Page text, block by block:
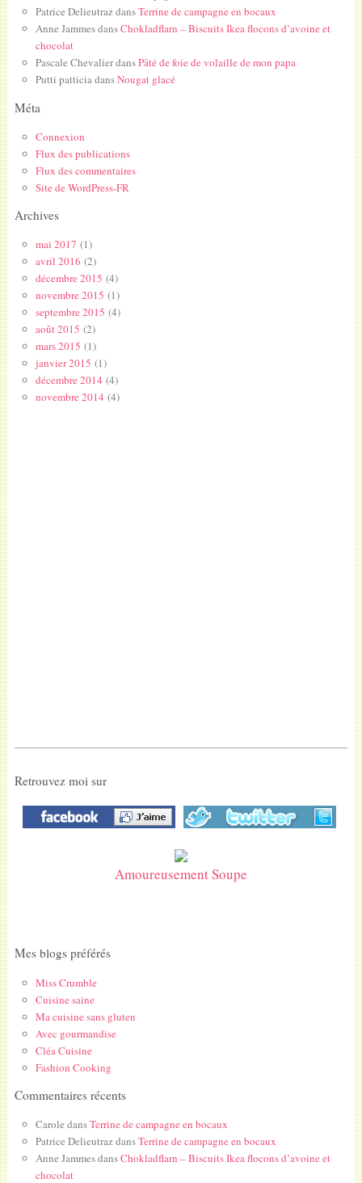
Patrice DelieutrazdansTerrine de campagne en bocaux
Anne JammesdansChokladflarn – Biscuits Ikea flocons d’avoine et
chocolat
Pascale ChevalierdansPâté de foie de volaille de mon papa
Putti patticiadansNougat glacé
Méta
Connexion
Flux des publications
Flux des commentaires
Site de WordPress-FR
Archives
mai 2017 (1)
avril 2016 (2)
décembre 2015 (4)
novembre 2015 (1)
septembre 2015 (4)
août 2015 (2)
mars 2015 (1)
janvier 2015 (1)
décembre 2014(4)
novembre 2014(4)
Retrouvez moi sur
Amoureusement Soupe
Mes blogs préférés
Miss Crumble
Cuisine saine
Ma cuisine sans gluten
Avec gourmandise
Cléa Cuisine
Fashion Cooking
Commentaires récents
Carole dansTerrine de campagne en bocaux
Patrice DelieutrazdansTerrine de campagne en bocaux
Anne JammesdansChokladflarn – Biscuits Ikea flocons d’avoine et
chocolat